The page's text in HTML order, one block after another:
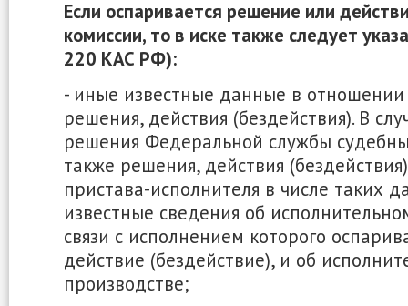
Если оспаривается решение или
комиссии, то в иске также следует
220 КАС РФ):
- иные известные данные в
решения, действия (бездействия). В
решения Федеральной службы
также решения, действия
пристава-исполнителя в числе таких
известные сведения об
связи с исполнением которого
действие (бездействие), и об
производстве;